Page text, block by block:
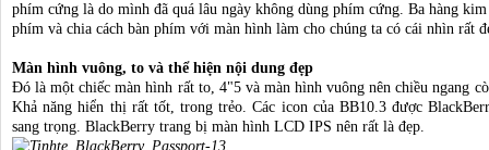
phím cứng là do mình đã quá lâu ngày không dùng phím cứng. Ba hàng
phím và chia cách bàn phím với màn hình làm cho chúng ta có cái nhìn rất
Màn hình vuông, to và thể hiện nội dung đẹp
Đó là một chiếc màn hình rất to, 4"5 và màn hình vuông nên chiều ngang
Khả năng hiển thị rất tốt, trong trẻo. Các icon của BB10.3 được
sang trọng. BlackBerry trang bị màn hình LCD IPS nên rất là đẹp.